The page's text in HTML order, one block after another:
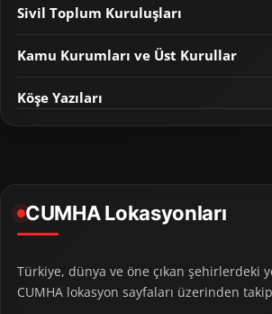
Sivil Toplum Kuruluşları
Kamu Kurumları ve Üst Kurullar
Köşe Yazıları
CUMHA Lokasyonları
Türkiye, dünya ve öne çıkan şehirlerdeki
CUMHA lokasyon sayfaları üzerinden